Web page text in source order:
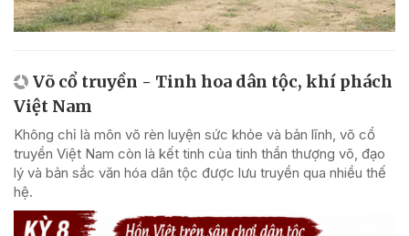
Võ cổ truyền - Tinh hoa dân tộc, khí phách
Việt Nam
Không chỉ là môn võ rèn luyện sức khỏe và bản lĩnh, võ cổ
truyền Việt Nam còn là kết tinh của tinh thần thượng võ, đạo
lý và bản sắc văn hóa dân tộc được lưu truyền qua nhiều thế
hệ.